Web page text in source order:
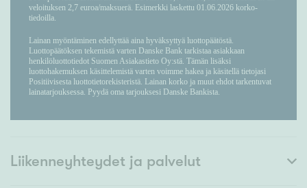
Liikenneyhteydet ja palvelut